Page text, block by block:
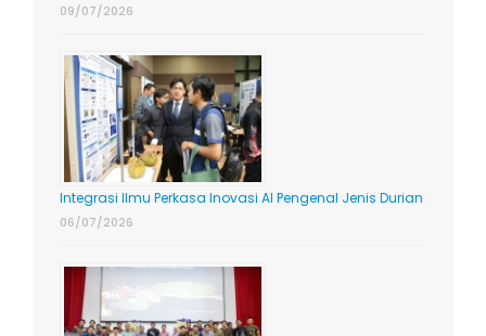
09/07/2026
Integrasi Ilmu Perkasa Inovasi AI Pengenal Jenis Durian
06/07/2026